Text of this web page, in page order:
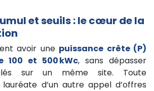
et seuils : le cœur de la
avoir une puissance crête (P)
100 et 500 kWc, sans dépasser
sur un même site. Toute
d’un autre appel d’offres